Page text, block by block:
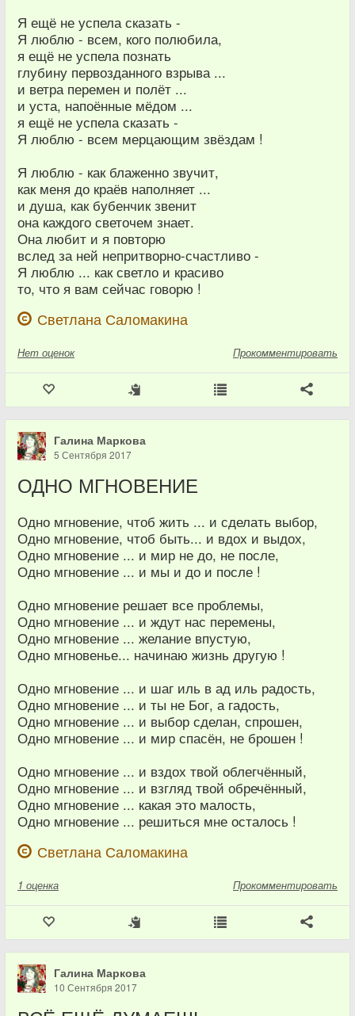
Я ещё не успела сказать -
Я люблю - всем, кого полюбила,
я ещё не успела познать
глубину первозданного взрыва ...
и ветра перемен и полёт ...
и уста, напоённые мёдом ...
я ещё не успела сказать -
Я люблю - всем мерцающим звёздам !
Я люблю - как блаженно звучит,
как меня до краёв наполняет ...
и душа, как бубенчик звенит
она каждого светочем знает.
Она любит и я повторю
вслед за ней непритворно-счастливо -
Я люблю ... как светло и красиво
то, что я вам сейчас говорю !
Светлана Саломакина
Нет оценок Прокомментировать
Галина Маркова
5 Сентября 2017
ОДНО МГНОВЕНИЕ
Одно мгновение, чтоб жить ... и сделать выбор,
Одно мгновение, чтоб быть... и вдох и выдох,
Одно мгновение ... и мир не до, не после,
Одно мгновение ... и мы и до и после !
Одно мгновение решает все проблемы,
Одно мгновение ... и ждут нас перемены,
Одно мгновение ... желание впустую,
Одно мгновенье... начинаю жизнь другую !
Одно мгновение ... и шаг иль в ад иль радость,
Одно мгновение ... и ты не Бог, а гадость,
Одно мгновение ... и выбор сделан, спрошен,
Одно мгновение ... и мир спасён, не брошен !
Одно мгновение ... и вздох твой облегчённый,
Одно мгновение ... и взгляд твой обречённый,
Одно мгновение ... какая это малость,
Одно мгновение ... решиться мне осталось !
Светлана Саломакина
1 оценка Прокомментировать
Галина Маркова
10 Сентября 2017